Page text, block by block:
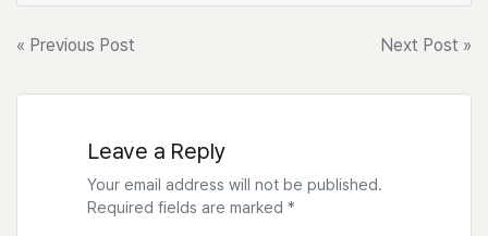
글
탐
« Previous Post Next Post »
Leave a Reply
Your email address will not be published.
Required fields are marked *